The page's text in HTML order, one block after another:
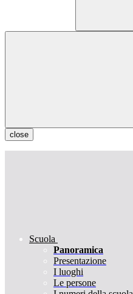
close
Scuola
Panoramica
Presentazione
I luoghi
Le persone